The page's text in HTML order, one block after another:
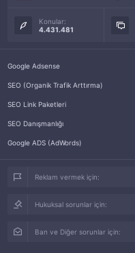
Konular:
4.431.481
Google Adsense
SEO (Organik Trafik Arttırma)
SEO Link Paketleri
SEO Danışmanlığı
Google ADS (AdWords)
Reklam vermek için:
Hukuksal sorunlar için:
Ban ve Diğer sorunlar için: